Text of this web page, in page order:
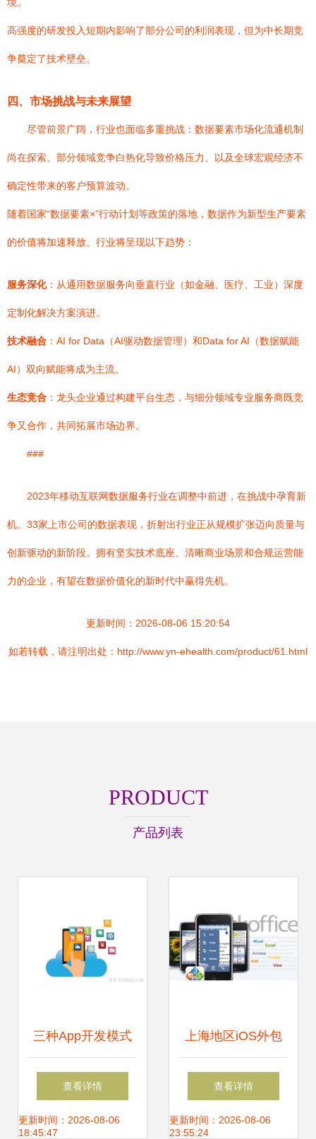
高强度的研发投入短期内影响了部分公司的利润表现，但为中长期竞
争奠定了技术壁垒。
四、市场挑战与未来展望
尽管前景广阔，行业也面临多重挑战：数据要素市场化流通机制
尚在探索、部分领域竞争白热化导致价格压力、以及全球宏观经济不
确定性带来的客户预算波动。
随着国家“数据要素×”行动计划等政策的落地，数据作为新型生产要素
的价值将加速释放。行业将呈现以下趋势：
服务深化：从通用数据服务向垂直行业（如金融、医疗、工业）深度
定制化解决方案演进。
技术融合 ：AI for Data（AI驱动数据管理）和Data for AI（数据赋能
AI）双向赋能将成为主流。
生态竞合 ：龙头企业通过构建平台生态，与细分领域专业服务商既竞
争又合作，共同拓展市场边界。
###
2023年移动互联网数据服务行业在调整中前进，在挑战中孕育新
机。33家上市公司的数据表现，折射出行业正从规模扩张迈向质量与
创新驱动的新阶段。拥有坚实技术底座、清晰商业场景和合规运营能
力的企业，有望在数据价值化的新时代中赢得先机。
更新时间：2026-08-06 15:20:54
如若转载，请注明出处：http://www.yn-ehealth.com/product/61.html
PRODUCT
产品列表
三种App开发模式
自建、外包、免编
程自制，哪一种适
查看详情
更新时间：2026-08-06
18:45:47
上海地区iOS外包
服务与软件开发 高
效数据驱动的行业
查看详情
更新时间：2026-08-06
23:55:24